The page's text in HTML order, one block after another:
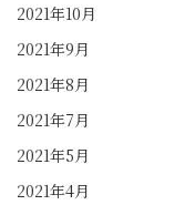
2021年10月
2021年9月
2021年8月
2021年7月
2021年5月
2021年4月